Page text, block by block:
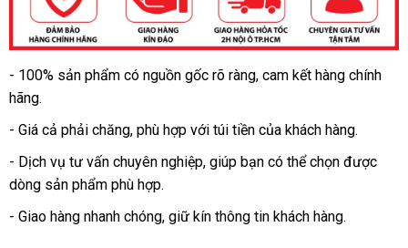
Dương
vật
rung
chất
lượng
và
kích
thích
đa
- 100% sản phẩm có nguồn gốc rõ ràngnhận
, cam kết hàng chính
hãng.
- Giá cả phải chăngthanh
, phù hợp cửa
hàng
với túi tiền bảng
của khách hàng.
- Dịch vụ tư vấn chuyên nghiệpkho
, giúp bạn tổng
có thể chọn Hàn
được
dòng sản phẩm phù hợp.
- Giao hàng nhanh chóngnhập
, giữ kín thông tin khách hàng.